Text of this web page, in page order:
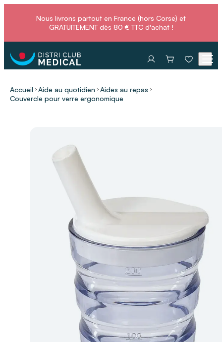
Nous livrons partout en France (hors Corse) et
GRATUITEMENT dès 80 € TTC d'achat !
Accueil Aide au quotidien
Aides au repas
Couvercle pour verre ergonomique